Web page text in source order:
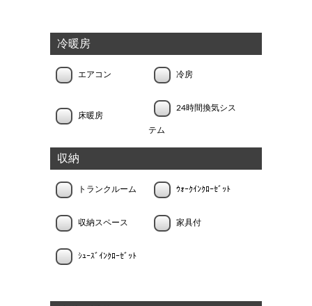
冷暖房
エアコン 冷房
床暖房
24時間換気シス
テム
収納
トランクルーム ｳｫｰｸｲﾝｸﾛｰｾﾞｯﾄ
収納スペース 家具付
ｼｭｰｽﾞｲﾝｸﾛｰｾﾞｯﾄ